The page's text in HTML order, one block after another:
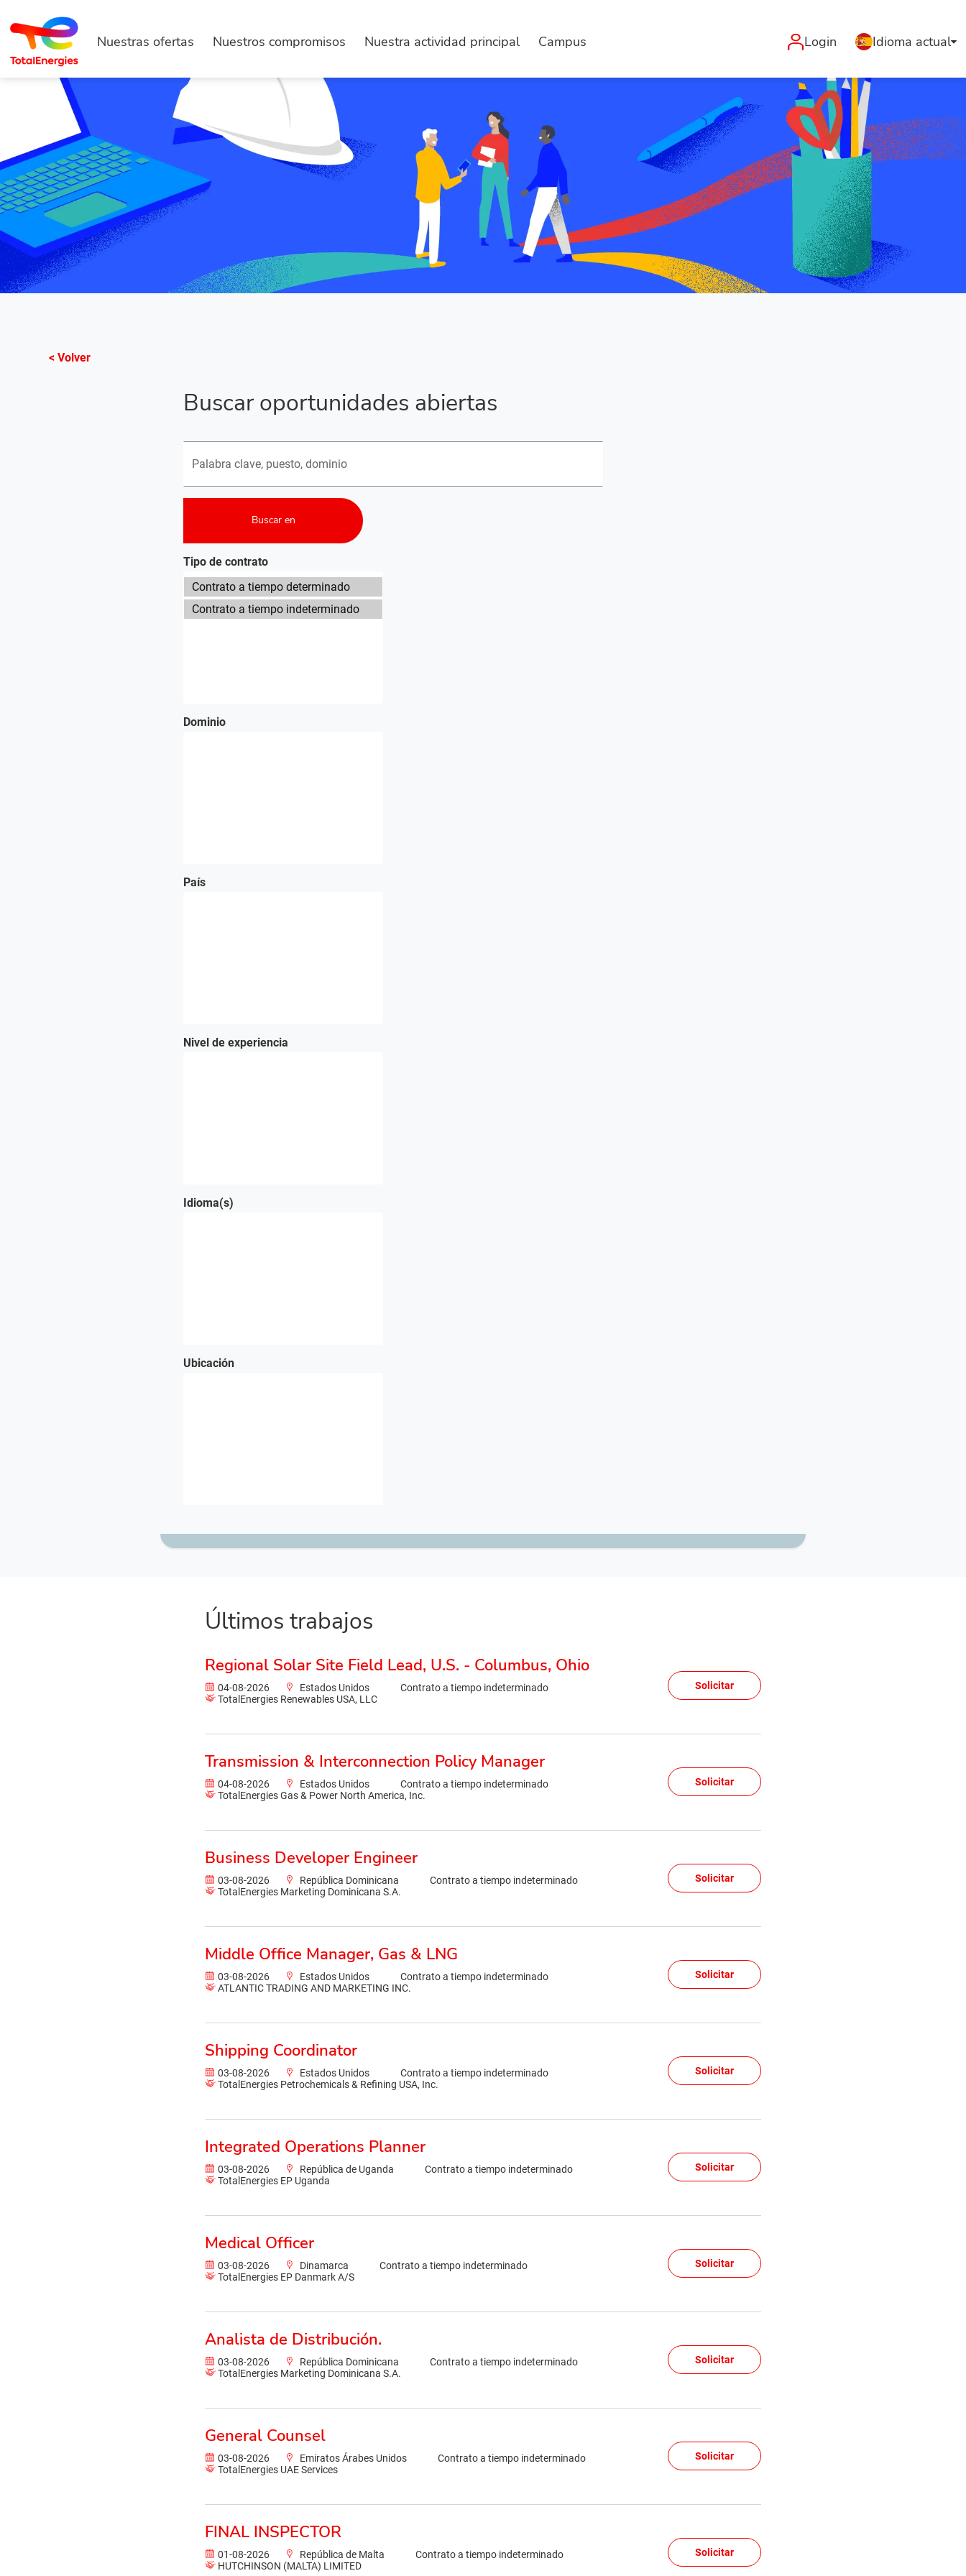
Nuestras ofertas Nuestros compromisos Nuestra actividad principal Campus Login Idioma actual
< Volver
Buscar oportunidades abiertas
Buscar en
Tipo de contrato
Dominio
País
Nivel de experiencia
Idioma(s)
Ubicación
Últimos trabajos
Regional Solar Site Field Lead, U.S. - Columbus, Ohio
04-08-2026 Estados Unidos
Contrato a tiempo indeterminado
TotalEnergies Renewables USA, LLC
Solicitar
Transmission & Interconnection Policy Manager
04-08-2026 Estados Unidos
Contrato a tiempo indeterminado
TotalEnergies Gas & Power North America, Inc.
Solicitar
Business Developer Engineer
03-08-2026 República Dominicana
Contrato a tiempo indeterminado
TotalEnergies Marketing Dominicana S.A.
Solicitar
Middle Office Manager, Gas & LNG
03-08-2026 Estados Unidos
Contrato a tiempo indeterminado
ATLANTIC TRADING AND MARKETING INC.
Solicitar
Shipping Coordinator
03-08-2026 Estados Unidos
Contrato a tiempo indeterminado
TotalEnergies Petrochemicals & Refining USA, Inc.
Solicitar
Integrated Operations Planner
03-08-2026 República de Uganda
Contrato a tiempo indeterminado
TotalEnergies EP Uganda
Solicitar
Medical Officer
03-08-2026 Dinamarca
Contrato a tiempo indeterminado
TotalEnergies EP Danmark A/S
Solicitar
Analista de Distribución.
03-08-2026 República Dominicana
Contrato a tiempo indeterminado
TotalEnergies Marketing Dominicana S.A.
Solicitar
General Counsel
03-08-2026 Emiratos Árabes Unidos
Contrato a tiempo indeterminado
TotalEnergies UAE Services
Solicitar
FINAL INSPECTOR
01-08-2026 República de Malta
Contrato a tiempo indeterminado
HUTCHINSON (MALTA) LIMITED
Solicitar